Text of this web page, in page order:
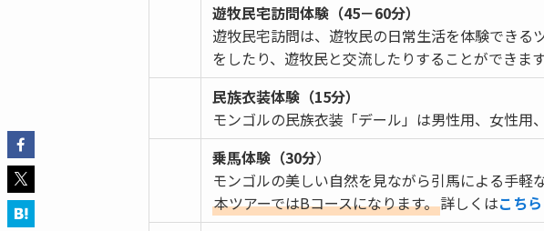
遊牧民宅訪問体験（45－60分）
遊牧民宅訪問は、遊牧民の日常生活を体験できる
をしたり、遊牧民と交流したりすることができます
民族衣装体験（15分）
モンゴルの民族衣装「デール」は男性用、女性
乗馬体験（30分）
モンゴルの美しい自然を見ながら引馬による手
本ツアーではBコースになります。詳しくはこちら